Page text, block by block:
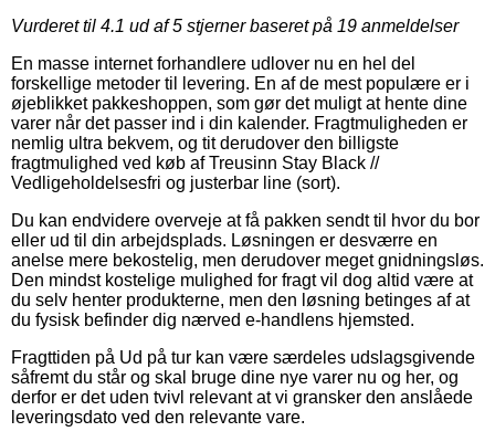
Vurderet til 4.1 ud af 5 stjerner baseret på 19 anmeldelser
En masse internet forhandlere udlover nu en hel del
forskellige metoder til levering. En af de mest populære er i
øjeblikket pakkeshoppen, som gør det muligt at hente dine
varer når det passer ind i din kalender. Fragtmuligheden er
nemlig ultra bekvem, og tit derudover den billigste
fragtmulighed ved køb af Treusinn Stay Black //
Vedligeholdelsesfri og justerbar line (sort).
Du kan endvidere overveje at få pakken sendt til hvor du bor
eller ud til din arbejdsplads. Løsningen er desværre en
anelse mere bekostelig, men derudover meget gnidningsløs.
Den mindst kostelige mulighed for fragt vil dog altid være at
du selv henter produkterne, men den løsning betinges af at
du fysisk befinder dig nærved e-handlens hjemsted.
Fragttiden på Ud på tur kan være særdeles udslagsgivende
såfremt du står og skal bruge dine nye varer nu og her, og
derfor er det uden tvivl relevant at vi gransker den anslåede
leveringsdato ved den relevante vare.